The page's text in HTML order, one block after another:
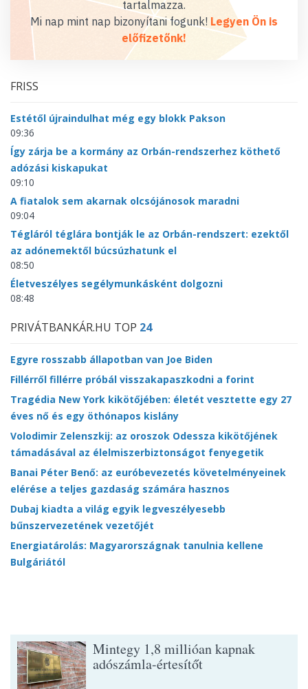
tartalmazza.
Mi nap mint nap bizonyítani fogunk! Legyen Ön is
előfizetőnk!
FRISS
Estétől újraindulhat még egy blokk Pakson
09:36
Így zárja be a kormány az Orbán-rendszerhez köthető
adózási kiskapukat
09:10
A fiatalok sem akarnak olcsójánosok maradni
09:04
Tégláról téglára bontják le az Orbán-rendszert: ezektől
az adónemektől búcsúzhatunk el
08:50
Életveszélyes segélymunkásként dolgozni
08:48
PRIVÁTBANKÁR.HU TOP 24
Egyre rosszabb állapotban van Joe Biden
Fillérről fillérre próbál visszakapaszkodni a forint
Tragédia New York kikötőjében: életét vesztette egy 27
éves nő és egy öthónapos kislány
Volodimir Zelenszkij: az oroszok Odessza kikötőjének
támadásával az élelmiszerbiztonságot fenyegetik
Banai Péter Benő: az euróbevezetés követelményeinek
elérése a teljes gazdaság számára hasznos
Dubaj kiadta a világ egyik legveszélyesebb
bűnszervezetének vezetőjét
Energiatárolás: Magyarországnak tanulnia kellene
Bulgáriától
Mintegy 1,8 millióan kapnak
adószámla-értesítőt